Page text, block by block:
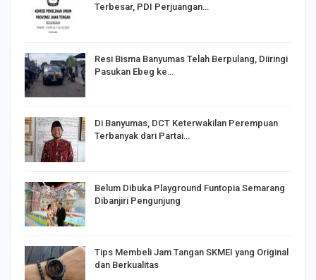
Terbesar, PDI Perjuangan…
Resi Bisma Banyumas Telah Berpulang, Diiringi
Pasukan Ebeg ke…
Di Banyumas, DCT Keterwakilan Perempuan
Terbanyak dari Partai…
Belum Dibuka Playground Funtopia Semarang
Dibanjiri Pengunjung
Tips Membeli Jam Tangan SKMEI yang Original
dan Berkualitas